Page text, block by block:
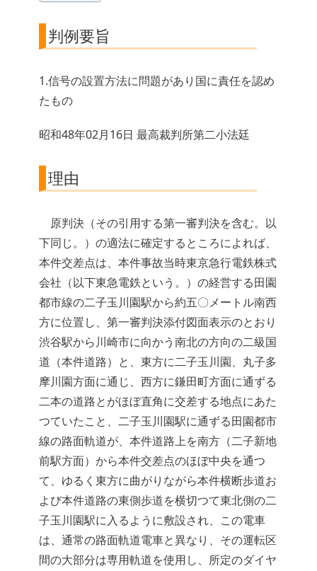
判例要旨
1.信号の設置方法に問題があり国に責任を認め
たもの
昭和48年02月16日 最高裁判所第二小法廷
理由
原判決（その引用する第一審判決を含む。以
下同じ。）の適法に確定するところによれば、
本件交差点は、本件事故当時東京急行電鉄株式
会社（以下東急電鉄という。）の経営する田園
都市線の二子玉川園駅から約五〇メートル南西
方に位置し、第一審判決添付図面表示のとおり
渋谷駅から川崎市に向かう南北の方向の二級国
道（本件道路）と、東方に二子玉川園、丸子多
摩川園方面に通じ、西方に鎌田町方面に通ずる
二本の道路とがほぼ直角に交差する地点にあた
つていたこと、二子玉川園駅に通ずる田園都市
線の路面軌道が、本件道路上を南方（二子新地
前駅方面）から本件交差点のほぼ中央を通つ
て、ゆるく東方に曲がりながら本件横断歩道お
よび本件道路の東側歩道を横切つて東北側の二
子玉川園駅に入るように敷設され、この電車
は、通常の路面軌道電車と異なり、その運転区
間の大部分は専用軌道を使用し、所定のダイヤ